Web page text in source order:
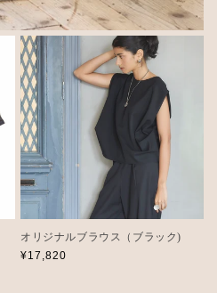
オリジナルブラウス（ブラック)
通
¥17,820